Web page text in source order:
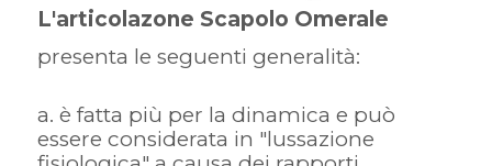
L'articolazone Scapolo Omerale
presenta le seguenti generalità:
è fatta più per la dinamica e può
essere considerata in "lussazione